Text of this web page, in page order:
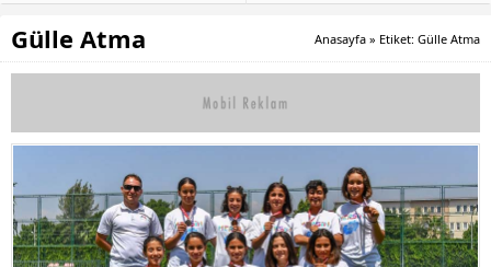
Gülle Atma Anasayfa » Etiket: Gülle Atma